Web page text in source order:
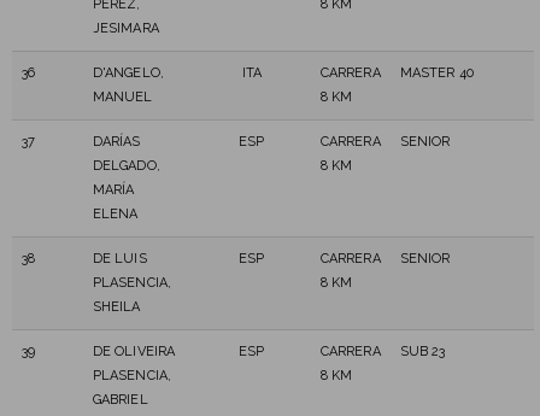
PÉREZ,
JESIMARA
8 KM
36
D'ANGELO,
MANUEL
ITA
CARRERA
8 KM
MASTER 40
37
DARÍAS
DELGADO,
MARÍA
ELENA
ESP
CARRERA
8 KM
SENIOR
38
DE LUIS
PLASENCIA,
SHEILA
ESP
CARRERA
8 KM
SENIOR
39
DE OLIVEIRA
PLASENCIA,
GABRIEL
ESP
CARRERA
8 KM
SUB 23